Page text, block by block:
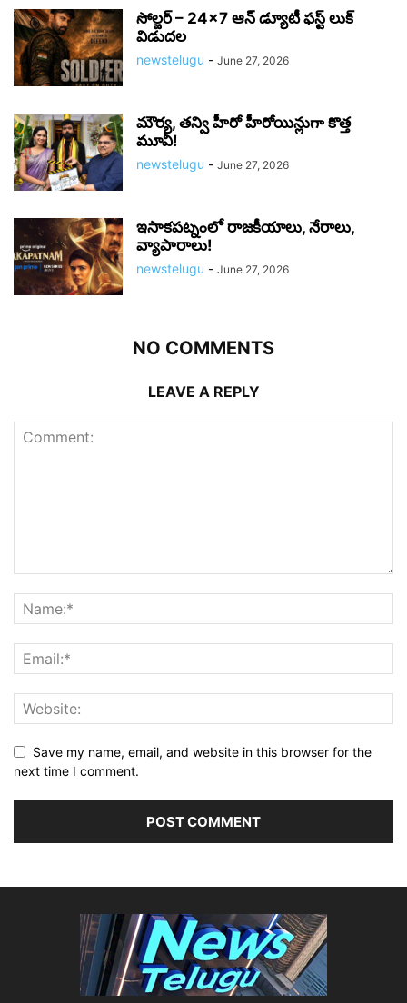
సోల్జర్ – 24×7 ఆన్ డ్యూటీ ఫస్ట్ లుక్
విడుదల
newstelugu - June 27, 2026
మౌర్య‌, త‌న్వి హీరో హీరోయిన్లుగా కొత్త
మూవీ!
newstelugu - June 27, 2026
ఇసాకపట్నంలో రాజ‌కీయాలు, నేరాలు,
వ్యాపారాలు!
newstelugu - June 27, 2026
NO COMMENTS
LEAVE A REPLY
Save my name, email, and website in this browser for the
next time I comment.